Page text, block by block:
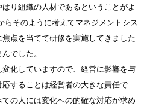
り組織の人材であるということがよ
らそのように考えてマネジメントシス
点を当てて研修を実施してきました
でした。
化していますので、経営に影響を与
することは経営者の大きな責任で
の人には変化への的確な対応が求め